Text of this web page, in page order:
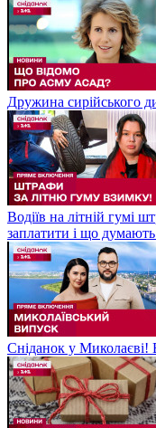
Дружина сирійського
Водіїв на літній гумі
заплатити і що думають
Сніданок у